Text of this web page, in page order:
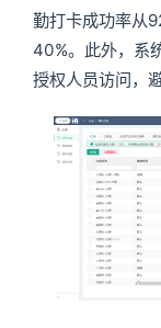
勤打卡成功率从
40%。此外，系
授权人员访问，